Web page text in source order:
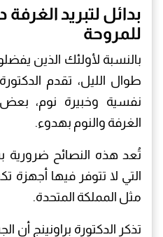
بدائل لتبريد الغرفة
للمروحة
بالنسبة لأولئك الذين
طوال الليل، تقدم
نفسية وخبيرة نوم، بعض
الغرفة والنوم بهدوء.
تُعد هذه النصائح
التي لا تتوفر فيها أجهزة
مثل المملكة المتحدة.
تذكر الدكتورة براونينج